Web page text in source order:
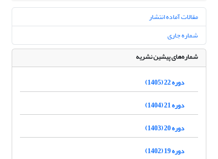
مقالات آماده انتشار
شماره جاری
شماره‌های پیشین نشریه
دوره 22 (1405)
دوره 21 (1404)
دوره 20 (1403)
دوره 19 (1402)